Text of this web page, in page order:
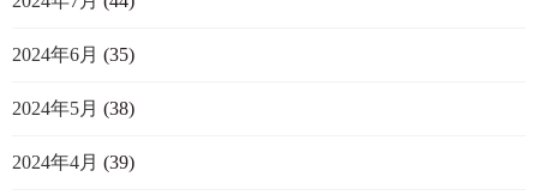
2024年6月 (35)
2024年5月 (38)
2024年4月 (39)